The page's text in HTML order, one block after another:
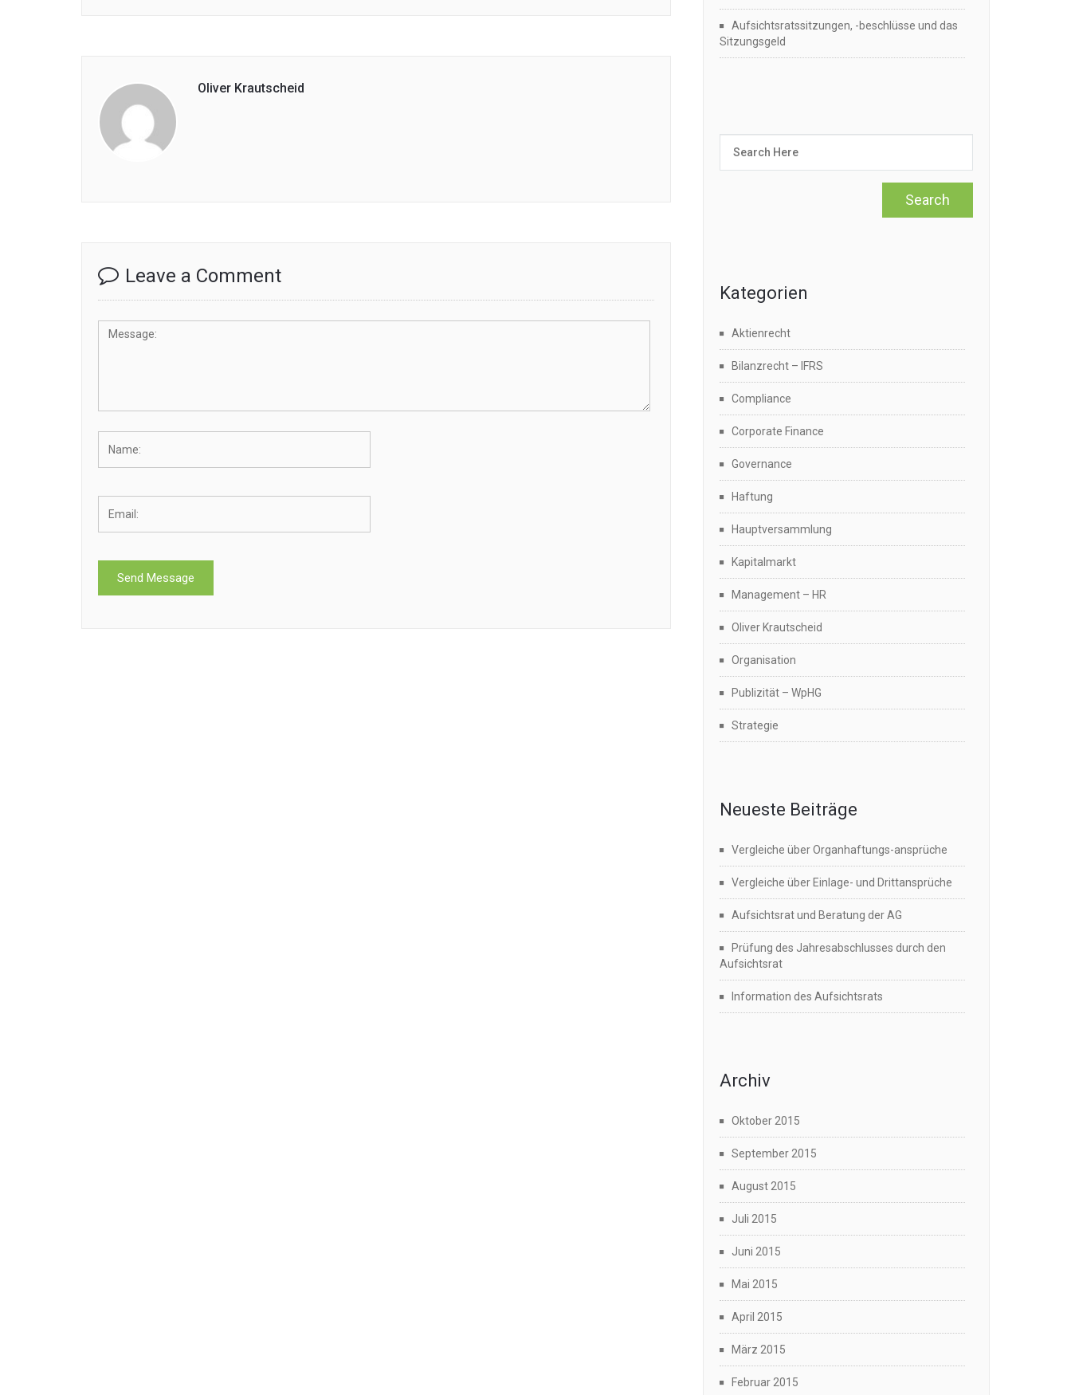
Oliver Krautscheid
Leave a Comment
Aufsichtsratssitzungen, -beschlüsse und das
Sitzungsgeld
Kategorien
Aktienrecht
Bilanzrecht – IFRS
Compliance
Corporate Finance
Governance
Haftung
Hauptversammlung
Kapitalmarkt
Management – HR
Oliver Krautscheid
Organisation
Publizität – WpHG
Strategie
Neueste Beiträge
Vergleiche über Organhaftungs-ansprüche
Vergleiche über Einlage- und Drittansprüche
Aufsichtsrat und Beratung der AG
Prüfung des Jahresabschlusses durch den
Aufsichtsrat
Information des Aufsichtsrats
Archiv
Oktober 2015
September 2015
August 2015
Juli 2015
Juni 2015
Mai 2015
April 2015
März 2015
Februar 2015